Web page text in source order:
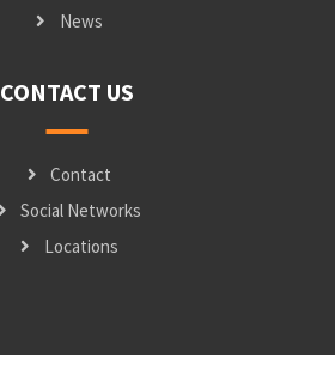
News
CONTACT US
Contact
Social Networks
Locations